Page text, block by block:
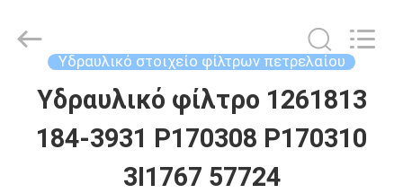
ΣΠΊΤΙ
ΠΡΟΪΌΝΤΑ
Reserved.
Υδραυλικό στοιχείο φίλτρων πετρελαίου
Υδραυλικό φίλτρο 1261813
184-3931 P170308 P170310
3I1767 57724